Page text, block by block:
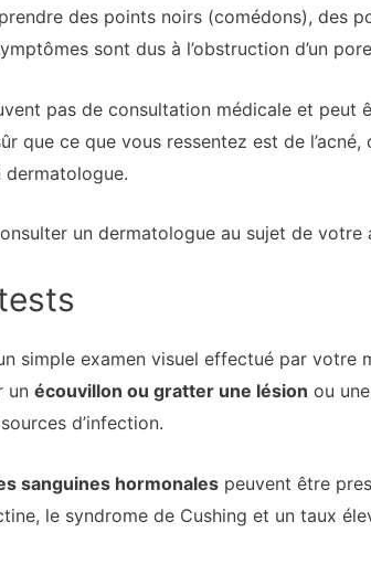
des points noirs (comédons), des
sont dus à l’obstruction d’un
pas de consultation médicale et
que ce que vous ressentez est de
un dermatologue au sujet de votre
simple examen visuel effectué par votre
un écouvillon ou gratter une lésion ou
d’infection.
sanguines hormonalespeuvent être
le syndrome de Cushing et un taux